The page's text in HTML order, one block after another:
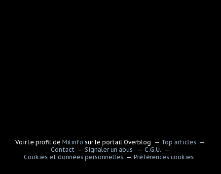
Voir le profil deMilinfo sur le portail Overblog
Top articles
Contact
Signaler un abus
C.G.U.
Cookies et données personnelles
Préférences cookies